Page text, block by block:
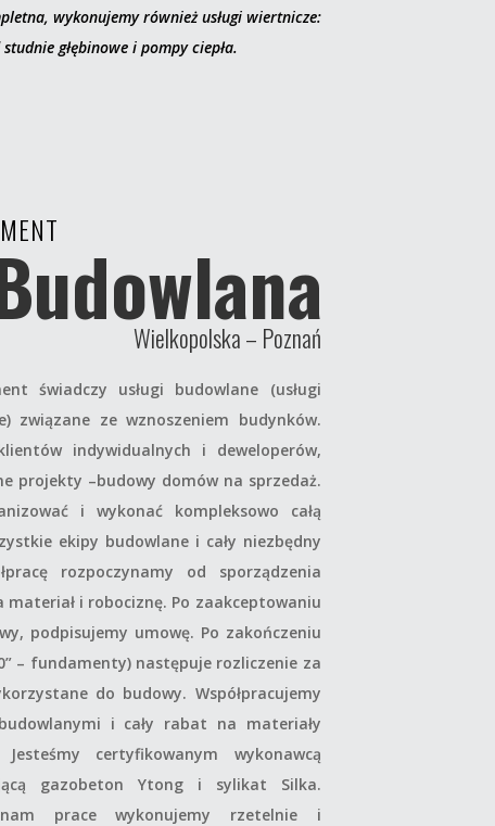
wykonujemy również usługi wiertnicze:
głębinowe i pompy ciepła.
Wielkopolska – Poznań
świadczy usługi budowlane (usługi
związane ze wznoszeniem budynków.
indywidualnych i deweloperów,
projekty –budowy domów na sprzedaż.
i wykonać kompleksowo całą
ekipy budowlane i cały niezbędny
rozpoczynamy od sporządzenia
materiał i robociznę. Po zaakceptowaniu
podpisujemy umowę. Po zakończeniu
– fundamenty) następuje rozliczenie za
do budowy. Współpracujemy
i cały rabat na materiały
certyfikowanym wykonawcą
gazobeton Ytong i sylikat Silka.
nam prace wykonujemy rzetelnie i